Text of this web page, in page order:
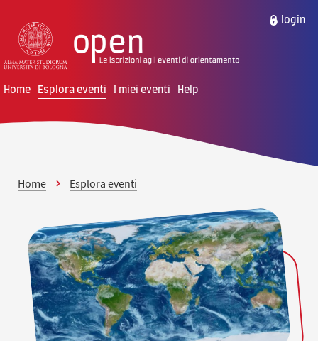
login
Home Esplora eventi I miei eventi Help
Home Esplora eventi